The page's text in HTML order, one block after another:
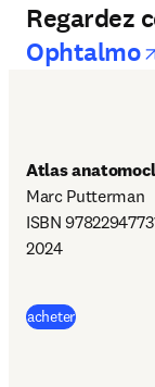
Regardez
Ophtalmo
Atlas
Marc Putterman
ISBN
2024
acheter(